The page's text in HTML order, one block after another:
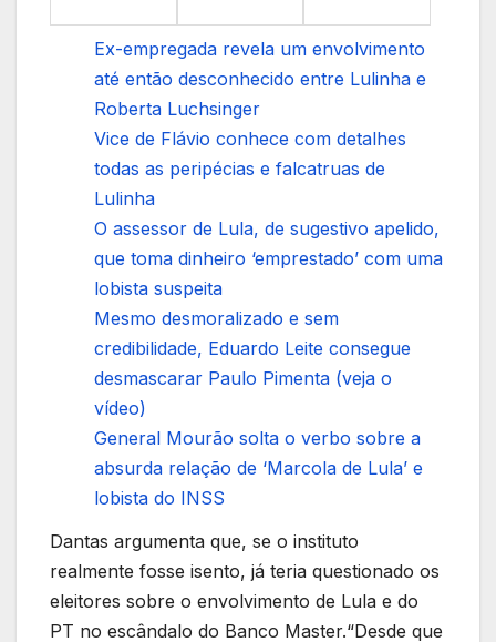
Ex-empregada revela um envolvimento
até então desconhecido entre Lulinha e
Roberta Luchsinger
Vice de Flávio conhece com detalhes
todas as peripécias e falcatruas de
Lulinha
O assessor de Lula, de sugestivo apelido,
que toma dinheiro ‘emprestado’ com uma
lobista suspeita
Mesmo desmoralizado e sem
credibilidade, Eduardo Leite consegue
desmascarar Paulo Pimenta (veja o
vídeo)
General Mourão solta o verbo sobre a
absurda relação de ‘Marcola de Lula’ e
lobista do INSS
Dantas argumenta que, se o instituto
realmente fosse isento, já teria questionado os
eleitores sobre o envolvimento de Lula e do
PT no escândalo do Banco Master.“Desde que